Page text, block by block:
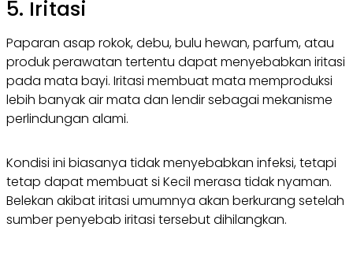
5. Iritasi
Paparan asap rokok, debu, bulu hewan, parfum, atau
produk perawatan tertentu dapat menyebabkan iritasi
pada mata bayi. Iritasi membuat mata memproduksi
lebih banyak air mata dan lendir sebagai mekanisme
perlindungan alami.
Kondisi ini biasanya tidak menyebabkan infeksi, tetapi
tetap dapat membuat si Kecil merasa tidak nyaman.
Belekan akibat iritasi umumnya akan berkurang setelah
sumber penyebab iritasi tersebut dihilangkan.